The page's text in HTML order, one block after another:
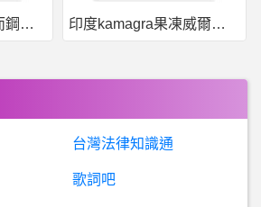
B
aseballXXXX- 有想過樂天會打成這樣嗎 有想過樂天會打成這樣嗎
高
雄- 高雄真的有第二大城的樣子嗎 高雄真的有第二大城的樣子嗎
液態威泰國果凍威而鋼哪裡買 印度kamagra果凍威爾剛用於治療男性勃起功能障礙
台灣法律知識通
歌詞吧